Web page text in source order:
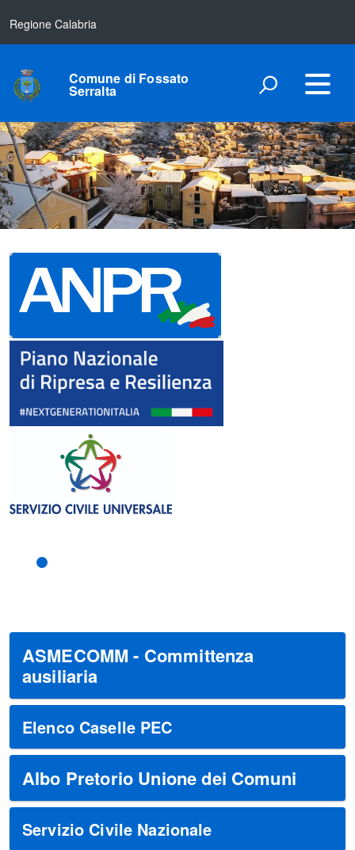
Regione Calabria
Comune di Fossato
Serralta
ASMECOMM - Committenza
ausiliaria
Elenco Caselle PEC
Albo Pretorio Unione dei Comuni
Servizio Civile Nazionale